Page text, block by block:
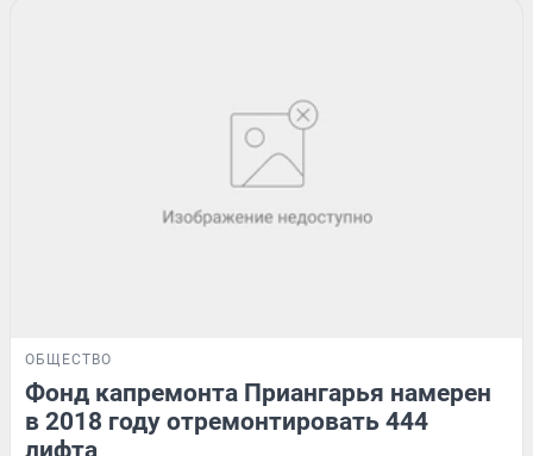
ОБЩЕСТВО
Фонд капремонта Приангарья намерен
в 2018 году отремонтировать 444
лифта